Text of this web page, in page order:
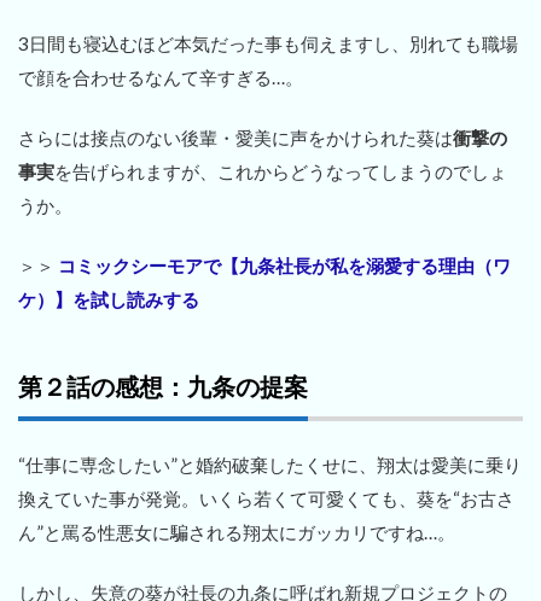
3日間も寝込むほど本気だった事も伺えますし、別れても職場
で顔を合わせるなんて辛すぎる…。
さらには接点のない後輩・愛美に声をかけられた葵は衝撃の
事実を告げられますが、これからどうなってしまうのでしょ
うか。
＞＞ コミックシーモアで【九条社長が私を溺愛する理由（ワ
ケ）】を試し読みする
第２話の感想：九条の提案
“仕事に専念したい”と婚約破棄したくせに、翔太は愛美に乗り
換えていた事が発覚。いくら若くて可愛くても、葵を“お古さ
ん”と罵る性悪女に騙される翔太にガッカリですね…。
しかし、失意の葵が社長の九条に呼ばれ新規プロジェクトの